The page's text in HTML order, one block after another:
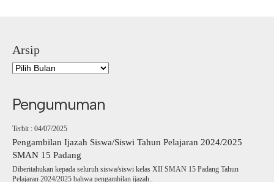
Arsip
Pengumuman
Terbit : 04/07/2025
Pengambilan Ijazah Siswa/Siswi Tahun Pelajaran 2024/2025
SMAN 15 Padang
Diberitahukan kepada seluruh siswa/siswi kelas XII SMAN 15 Padang Tahun
Pelajaran 2024/2025 bahwa pengambilan ijazah..